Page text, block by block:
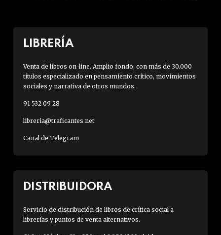
LIBRERÍA
Venta de libros on-line. Amplio fondo, con más de 30.000
títulos especializado en pensamiento crítico, movimientos
sociales y narrativa de otros mundos.
91 532 09 28
libreria@traficantes.net
Canal de Telegram
DISTRIBUIDORA
Servicio de distribución de libros de crítica social a
librerías y puntos de venta alternativos.